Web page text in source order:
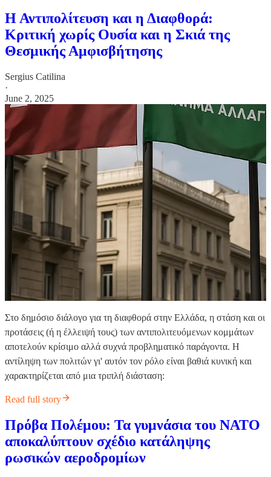
Η Αντιπολίτευση και η Διαφθορά:
Κριτική χωρίς Ουσία και η Σκιά της
Θεσμικής Αμφισβήτησης
Sergius Catilina
·
June 2, 2025
Στο δημόσιο διάλογο για τη διαφθορά στην Ελλάδα, η στάση και οι
προτάσεις (ή η έλλειψή τους) των αντιπολιτευόμενων κομμάτων
αποτελούν κρίσιμο αλλά συχνά προβληματικό παράγοντα. Η
αντίληψη των πολιτών γι' αυτόν τον ρόλο είναι βαθιά κυνική και
χαρακτηρίζεται από μια τριπλή διάσταση:
Read full story
Πρόβα Πολέμου: Τα γυμνάσια του ΝΑΤΟ
αποκαλύπτουν σχέδιο κατάληψης
ρωσικών αεροδρομίων